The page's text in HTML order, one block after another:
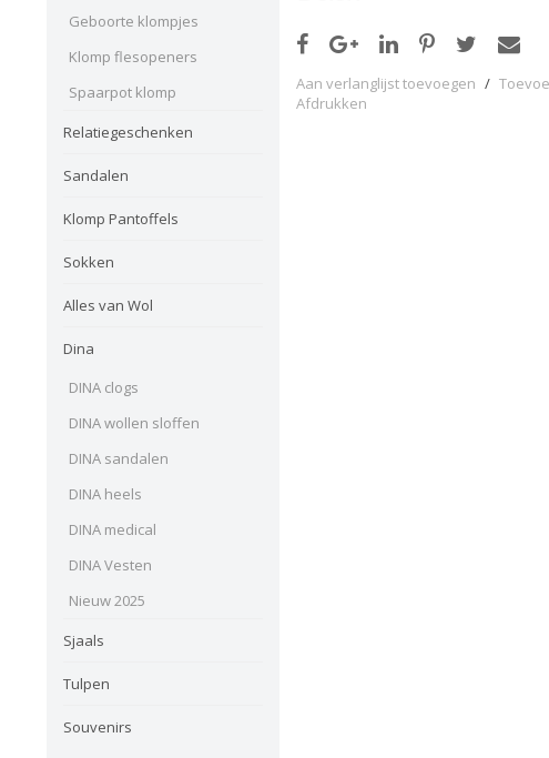
Geboorte klompjes
Klomp flesopeners
Spaarpot klomp
Relatiegeschenken
Sandalen
Klomp Pantoffels
Sokken
Alles van Wol
Dina
DINA clogs
DINA wollen sloffen
DINA sandalen
DINA heels
DINA medical
DINA Vesten
Nieuw 2025
Sjaals
Tulpen
Souvenirs
Aan verlanglijst toevoegen /
Afdrukken